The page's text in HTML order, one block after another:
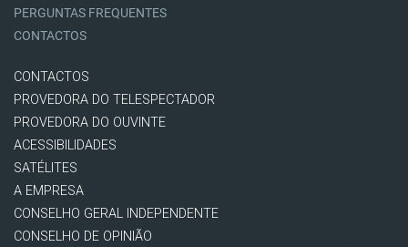
PERGUNTAS FREQUENTES
CONTACTOS
CONTACTOS
PROVEDORA DO TELESPECTADOR
PROVEDORA DO OUVINTE
ACESSIBILIDADES
SATÉLITES
A EMPRESA
CONSELHO GERAL INDEPENDENTE
CONSELHO DE OPINIÃO